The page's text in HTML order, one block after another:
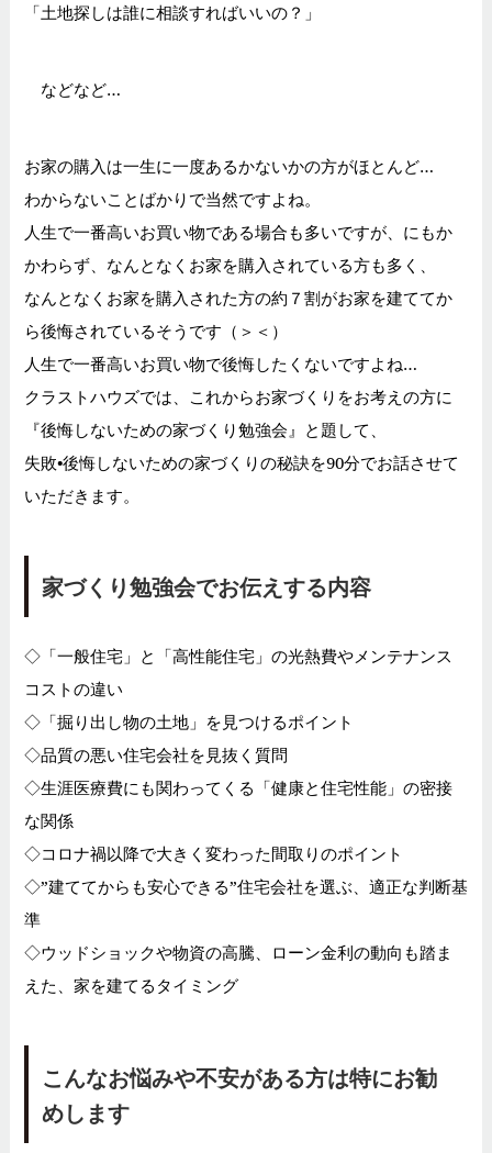
「土地探しは誰に相談すればいいの？」
などなど…
お家の購入は一生に一度あるかないかの方がほとんど…
わからないことばかりで当然ですよね。
人生で一番高いお買い物である場合も多いですが、にもか
かわらず、なんとなくお家を購入されている方も多く、
なんとなくお家を購入された方の約７割がお家を建ててか
ら後悔されているそうです（＞＜）
人生で一番高いお買い物で後悔したくないですよね…
クラストハウズでは、これからお家づくりをお考えの方に
『後悔しないための家づくり勉強会』と題して、
失敗•後悔しないための家づくりの秘訣を90分でお話させて
いただきます。
家づくり勉強会でお伝えする内容
◇「一般住宅」と「高性能住宅」の光熱費やメンテナンス
コストの違い
◇「掘り出し物の土地」を見つけるポイント
◇品質の悪い住宅会社を見抜く質問
◇生涯医療費にも関わってくる「健康と住宅性能」の密接
な関係
◇コロナ禍以降で大きく変わった間取りのポイント
◇”建ててからも安心できる”住宅会社を選ぶ、適正な判断基
準
◇ウッドショックや物資の高騰、ローン金利の動向も踏ま
えた、家を建てるタイミング
こんなお悩みや不安がある方は特にお勧
めします